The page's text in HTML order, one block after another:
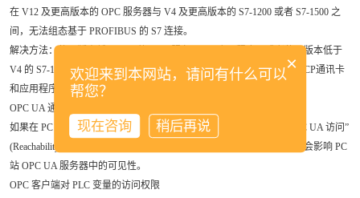
在 V12 及更高版本的 OPC 服务器与 V4 及更高版本的 S7‑1200 或者 S7‑1500 之
间，无法组态基于 PROFIBUS 的 S7 连接。
解决方法：使用版本低于 V12 的 OPC 服务器/PC 应用程序，或者使用版本低于
V4 的 S7‑1200 或者 S7‑300 或 S7‑400 作为 S7 站。西门子plc博图中PC,CP通讯卡
和应用程序
OPC UA 通信的 PLC 变量的可见性
如果在 PC 站和 S7 站之间进行 S7 通信时，在禁用选项“可从 HMI/OPC UA 访问”
(Reachability from HMI/OPC UA) 的情况下组态 PLC 变量，则此组态不会影响 PC
站 OPC UA 服务器中的可见性。
OPC 客户端对 PLC 变量的访问权限
×
欢迎来到本网站，请问有什么可以
帮您？
现在咨询 稍后再说